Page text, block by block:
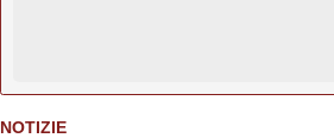
NOTIZIE